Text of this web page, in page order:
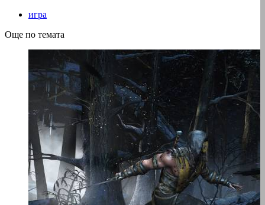
игра
Още по темата